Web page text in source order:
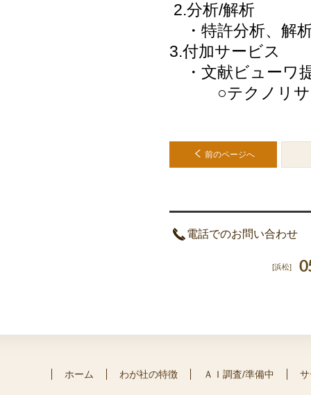
2.分析/解析
・特許分析、解
3.付加サービス
・文献ビューワ
○テクノリサー
前のページへ
電話でのお問い合わせ
[浜松]
ホーム わが社の特徴 ＡＩ調査/準備中